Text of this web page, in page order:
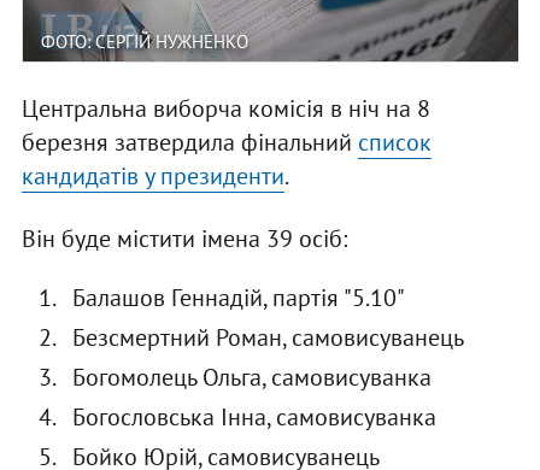
ФОТО: СЕРГІЙ НУЖНЕНКО
Центральна виборча комісія в ніч на 8
березня затвердила фінальний список
кандидатів у президенти.
Він буде містити імена 39 осіб:
Балашов Геннадій, партія "5.10"
Безсмертний Роман, самовисуванець
Богомолець Ольга, самовисуванка
Богословська Інна, самовисуванка
Бойко Юрій, самовисуванець